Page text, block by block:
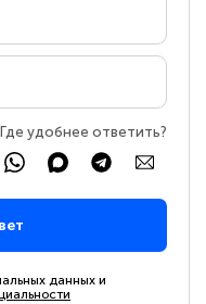
Где удобнее ответить?
данных и